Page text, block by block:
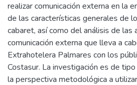
realizar comunicación externa en la
de las características generales de
cabaret, así como del análisis de las
comunicación externa que lleva a
Extrahotelera Palmares con los
Costasur. La investigación es de
la perspectiva metodológica a